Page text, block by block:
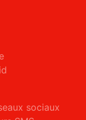
sociaux